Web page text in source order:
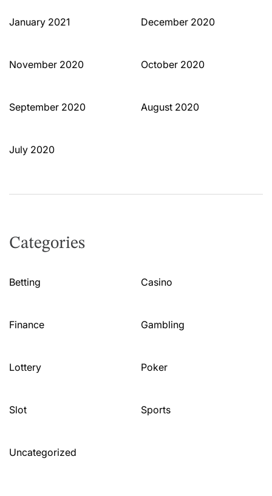
January 2021 December 2020
November 2020 October 2020
September 2020 August 2020
July 2020
Categories
Betting Casino
Finance Gambling
Lottery Poker
Slot Sports
Uncategorized